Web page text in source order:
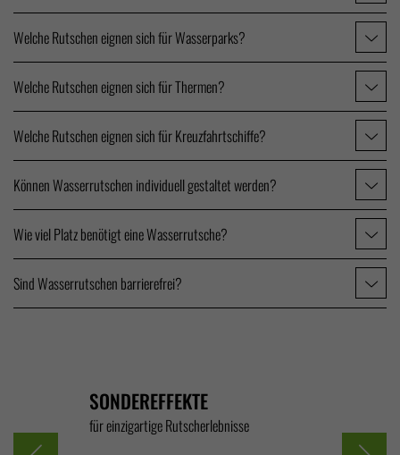
Welche Rutschen eignen sich für Wasserparks?
Welche Rutschen eignen sich für Thermen?
Welche Rutschen eignen sich für Kreuzfahrtschiffe?
Können Wasserrutschen individuell gestaltet werden?
Wie viel Platz benötigt eine Wasserrutsche?
Sind Wasserrutschen barrierefrei?
SONDEREFFEKTE
für einzigartige Rutscherlebnisse